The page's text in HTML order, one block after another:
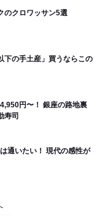
のクロワッサン5選
下の手土産」買うならこの
円〜！ 銀座の路地裏
寿司
通いたい！ 現代の感性が